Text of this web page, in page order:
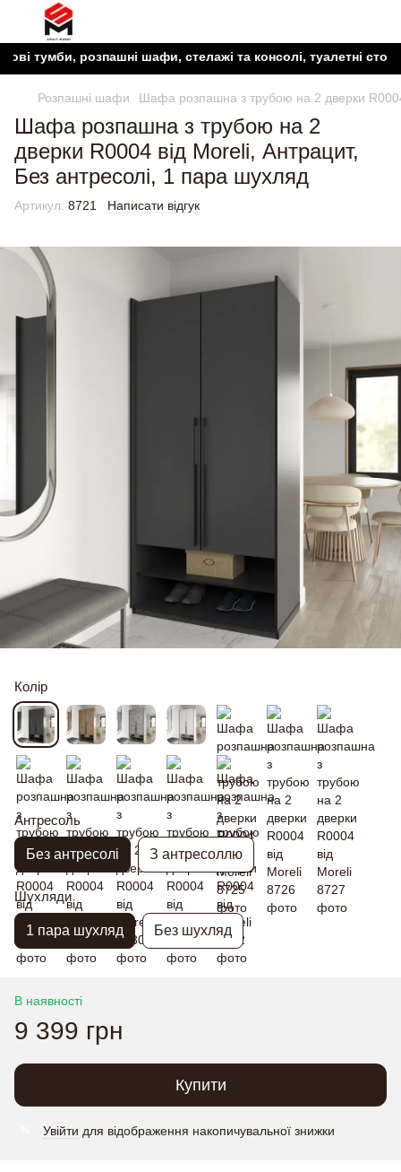
розпашні шафи, стелажі та консолі, туалетні столики,
Розпашні шафи Шафа розпашна з трубою на 2 дверки
Шафа розпашна з трубою на 2
дверки R0004 від Moreli, Антрацит,
Без антресолі, 1 пара шухляд
Артикул: 8721 Написати відгук
Колір
Антресоль
Без антресолі З антресоллю
Шухляди
1 пара шухляд Без шухляд
В наявності
9 399 грн
Купити
Увійти для відображення накопичувальної знижки